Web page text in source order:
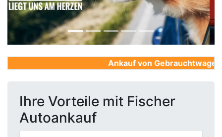
Ankauf von
Ihre Vorteile mit Fischer
Autoankauf